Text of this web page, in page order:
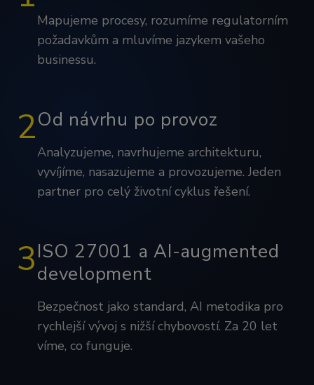
Mapujeme procesy, rozumíme regulatorním
požadavkům a mluvíme jazykem vašeho
businessu.
2Od návrhu po provoz
Analyzujeme, navrhujeme architekturu,
vyvíjíme, nasazujeme a provozujeme. Jeden
partner pro celý životní cyklus řešení.
3ISO 27001 a AI-augmented
development
Bezpečnost jako standard, AI metodika pro
rychlejší vývoj s nižší chybovostí. Za 20 let
víme, co funguje.